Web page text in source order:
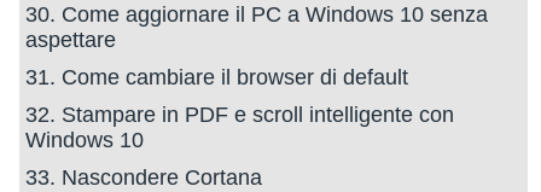
30. Come aggiornare il PC a Windows 10 senza
aspettare
31. Come cambiare il browser di default
32. Stampare in PDF e scroll intelligente con
Windows 10
33. Nascondere Cortana